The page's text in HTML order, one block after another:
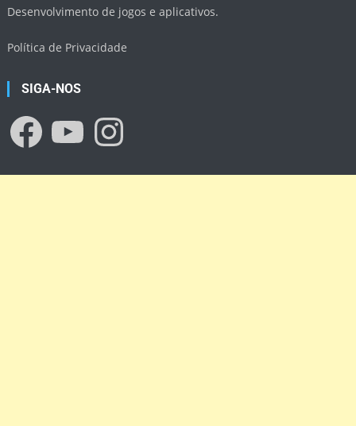
Desenvolvimento de jogos e aplicativos.
Política de Privacidade
SIGA-NOS